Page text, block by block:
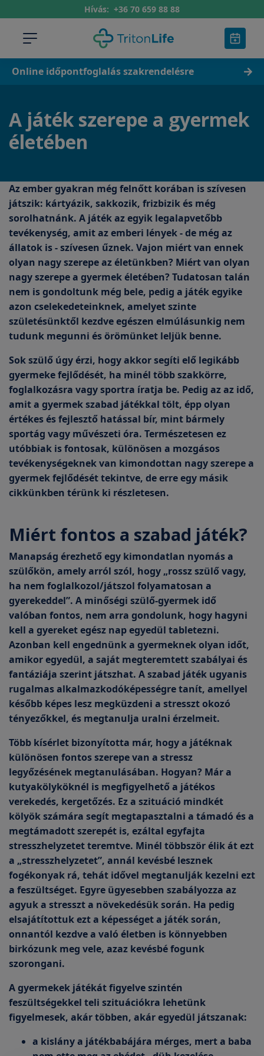
Hívás: +36 70 659 88 88
Online időpontfoglalás szakrendelésre
A játék szerepe a gyermek
életében
Az ember gyakran még felnőtt korában is szívesen
játszik: kártyázik, sakkozik, frizbizik és még
sorolhatnánk. A játék az egyik legalapvetőbb
tevékenység, amit az emberi lények - de még az
állatok is - szívesen űznek. Vajon miért van ennek
olyan nagy szerepe az életünkben? Miért van olyan
nagy szerepe a gyermek életében? Tudatosan talán
nem is gondoltunk még bele, pedig a játék egyike
azon cselekedeteinknek, amelyet szinte
születésünktől kezdve egészen elmúlásunkig nem
tudunk megunni és örömünket leljük benne.
Sok szülő úgy érzi, hogy akkor segíti elő legikább
gyermeke fejlődését, ha minél több szakkörre,
foglalkozásra vagy sportra íratja be. Pedig az az idő,
amit a gyermek szabad játékkal tölt, épp olyan
értékes és fejlesztő hatással bír, mint bármely
sportág vagy művészeti óra. Természetesen ez
utóbbiak is fontosak, különösen a mozgásos
tevékenységeknek van kimondottan nagy szerepe a
gyermek fejlődését tekintve, de erre egy másik
cikkünkben térünk ki részletesen.
Miért fontos a szabad játék?
Manapság érezhető egy kimondatlan nyomás a
szülőkön, amely arról szól, hogy „rossz szülő vagy,
ha nem foglalkozol/játszol folyamatosan a
gyerekeddel”. A minőségi szülő-gyermek idő
valóban fontos, nem arra gondolunk, hogy hagyni
kell a gyereket egész nap egyedül tabletezni.
Azonban kell engednünk a gyermeknek olyan időt,
amikor egyedül, a saját megteremtett szabályai és
fantáziája szerint játszhat. A szabad játék ugyanis
rugalmas alkalmazkodóképességre tanít, amellyel
később képes lesz megküzdeni a stresszt okozó
tényezőkkel, és megtanulja uralni érzelmeit.
Több kísérlet bizonyította már, hogy a játéknak
különösen fontos szerepe van a stressz
legyőzésének megtanulásában. Hogyan? Már a
kutyakölyköknél is megfigyelhető a játékos
verekedés, kergetőzés. Ez a szituáció mindkét
kölyök számára segít megtapasztalni a támadó és a
megtámadott szerepét is, ezáltal egyfajta
stresszhelyzetet teremtve. Minél többször élik át ezt
a „stresszhelyzetet”, annál kevésbé lesznek
fogékonyak rá, tehát idővel megtanulják kezelni ezt
a feszültséget. Egyre ügyesebben szabályozza az
agyuk a stresszt a növekedésük során. Ha pedig
elsajátítottuk ezt a képességet a játék során,
onnantól kezdve a való életben is könnyebben
birkózunk meg vele, azaz kevésbé fogunk
szorongani.
A gyermekek játékát figyelve szintén
feszültségekkel teli szituációkra lehetünk
figyelmesek, akár többen, akár egyedül játszanak:
a kislány a játékbabájára mérges, mert a baba